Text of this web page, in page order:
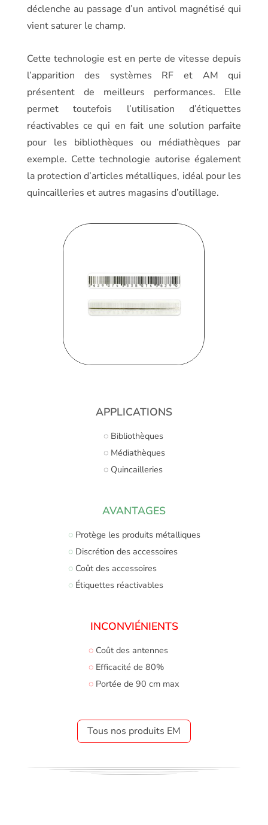
déclenche au passage d’un antivol magnétisé qui
vient saturer le champ.
Cette technologie est en perte de vitesse depuis
l’apparition des systèmes RF et AM qui
présentent de meilleurs performances. Elle
permet toutefois l’utilisation d’étiquettes
réactivables ce qui en fait une solution parfaite
pour les bibliothèques ou médiathèques par
exemple. Cette technologie autorise également
la protection d’articles métalliques, idéal pour les
quincailleries et autres magasins d’outillage.
APPLICATIONS
◌ Bibliothèques
◌ Médiathèques
◌ Quincailleries
AVANTAGES
◌Protège les produits métalliques
◌Discrétion des accessoires
◌Coût des accessoires
◌Étiquettes réactivables
INCONVIÉNIENTS
◌ Coût des antennes
◌ Efficacité de 80%
◌ Portée de 90 cm max
Tous nos produits EM